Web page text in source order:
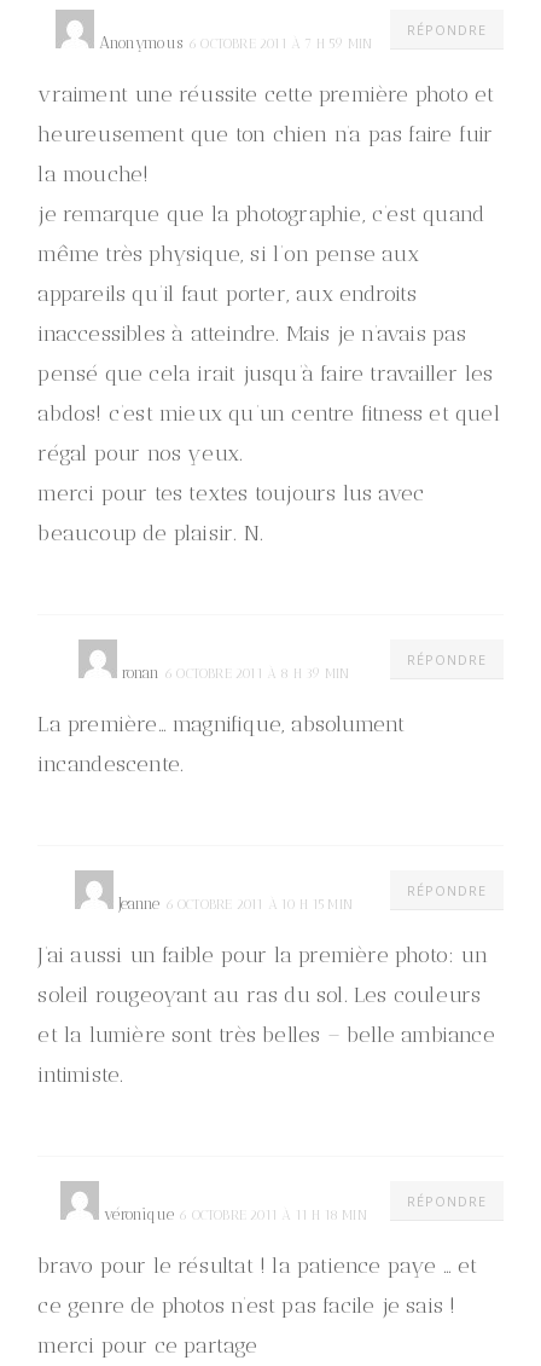
RÉPONDRE
Anonymous 6 OCTOBRE 2011 À 7 H 59 MIN
vraiment une réussite cette première photo et
heureusement que ton chien n’a pas faire fuir
la mouche!
je remarque que la photographie, c’est quand
même très physique, si l’on pense aux
appareils qu’il faut porter, aux endroits
inaccessibles à atteindre. Mais je n’avais pas
pensé que cela irait jusqu’à faire travailler les
abdos! c’est mieux qu’un centre fitness et quel
régal pour nos yeux.
merci pour tes textes toujours lus avec
beaucoup de plaisir. N.
RÉPONDRE
ronan 6 OCTOBRE 2011 À 8 H 39 MIN
La première… magnifique, absolument
incandescente.
RÉPONDRE
Jeanne 6 OCTOBRE 2011 À 10 H 15 MIN
J’ai aussi un faible pour la première photo: un
soleil rougeoyant au ras du sol. Les couleurs
et la lumière sont très belles – belle ambiance
intimiste.
RÉPONDRE
véronique 6 OCTOBRE 2011 À 11 H 18 MIN
bravo pour le résultat ! la patience paye … et
ce genre de photos n’est pas facile je sais !
merci pour ce partage